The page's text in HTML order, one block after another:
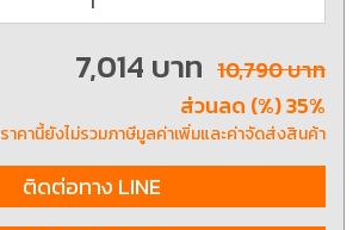
7,014 บาท 10,790 บาท
ส่วนลด (%) 35%
ราคานี้ยังไม่รวมภาษีมูลค่าเพิ่มและค่าจัดส่งสินค้า
ติดต่อทาง LINE